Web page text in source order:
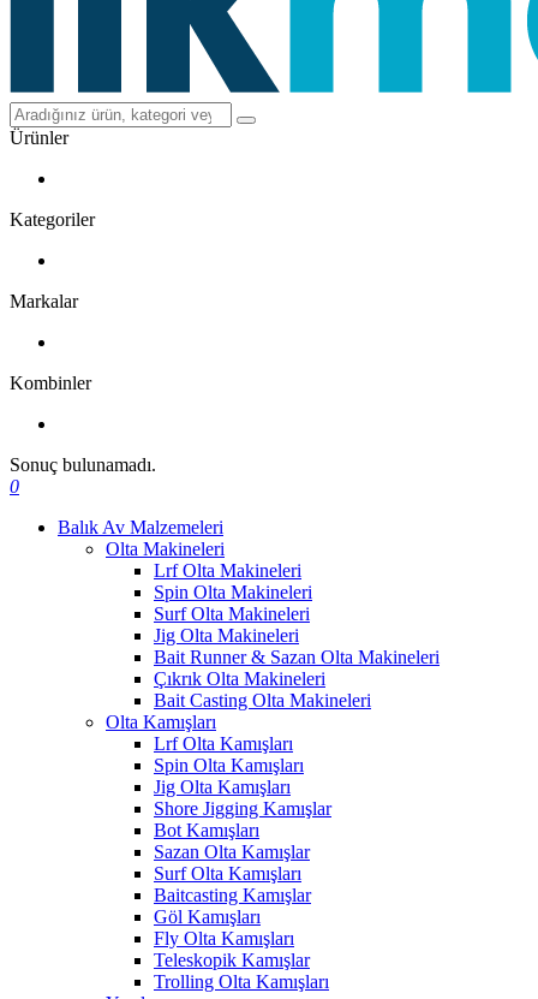
Ürünler
Kategoriler
Markalar
Kombinler
Sonuç bulunamadı.
0
Balık Av Malzemeleri
Olta Makineleri
Lrf Olta Makineleri
Spin Olta Makineleri
Surf Olta Makineleri
Jig Olta Makineleri
Bait Runner & Sazan Olta Makineleri
Çıkrık Olta Makineleri
Bait Casting Olta Makineleri
Olta Kamışları
Lrf Olta Kamışları
Spin Olta Kamışları
Jig Olta Kamışları
Shore Jigging Kamışlar
Bot Kamışları
Sazan Olta Kamışlar
Surf Olta Kamışları
Baitcasting Kamışlar
Göl Kamışları
Fly Olta Kamışları
Teleskopik Kamışlar
Trolling Olta Kamışları